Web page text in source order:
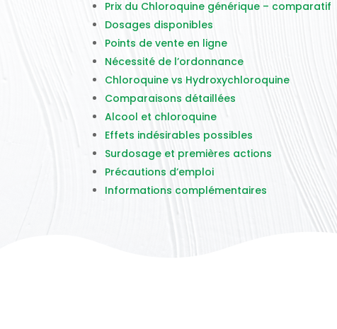
Prix du Chloroquine générique – comparatif
Dosages disponibles
Points de vente en ligne
Nécessité de l’ordonnance
Chloroquine vs Hydroxychloroquine
Comparaisons détaillées
Alcool et chloroquine
Effets indésirables possibles
Surdosage et premières actions
Précautions d’emploi
Informations complémentaires